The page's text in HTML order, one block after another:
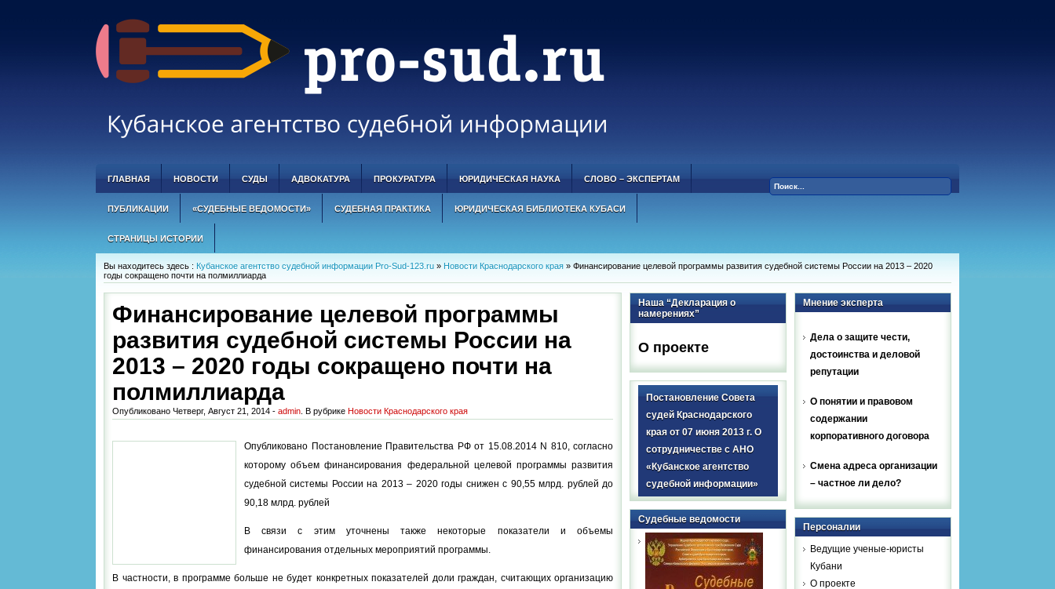
ГЛАВНАЯ НОВОСТИ СУДЫ АДВОКАТУРА ПРОКУРАТУРА ЮРИДИЧЕСКАЯ НАУКА СЛОВО – ЭКСПЕРТАМ
ПУБЛИКАЦИИ «СУДЕБНЫЕ ВЕДОМОСТИ» СУДЕБНАЯ ПРАКТИКА ЮРИДИЧЕСКАЯ БИБЛИОТЕКА КУБАСИ
СТРАНИЦЫ ИСТОРИИ
Вы находитесь здесь : Кубанское агентство судебной информации Pro-Sud-123.ru » Новости Краснодарского края » Финансирование целевой программы развития судебной системы России на 2013 – 2020
годы сокращено почти на полмиллиарда
Финансирование целевой программы
развития судебной системы России на
2013 – 2020 годы сокращено почти на
полмиллиарда
Опубликовано Четверг, Август 21, 2014 - admin . В рубрике Новости Краснодарского края
Опубликовано Постановление Правительства РФ от 15.08.2014 N 810, согласно
которому объем финансирования федеральной целевой программы развития
судебной системы России на 2013 – 2020 годы снижен с 90,55 млрд. рублей до
90,18 млрд. рублей
В связи с этим уточнены также некоторые показатели и объемы
финансирования отдельных мероприятий программы.
В частности, в программе больше не будет конкретных показателей доли граждан, считающих организацию
Наша “Декларация о
намерениях”
О проекте
Постановление Совета
судей Краснодарского
края от 07 июня 2013 г. О
сотрудничестве с АНО
«Кубанское агентство
судебной информации»
Судебные ведомости
Мнение эксперта
Дела о защите чести,
достоинства и деловой
репутации
О понятии и правовом
содержании
корпоративного договора
Смена адреса организации
– частное ли дело?
Персоналии
Ведущие ученые-юристы
Кубани
О проекте